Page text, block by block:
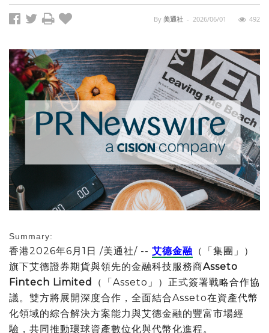
t
By 美通社 - 2026/06/01 492
Summary:
香港2026年6月1日 /美通社/ -- 艾德金融 （「集團」）
旗下艾德證券期貨與領先的金融科技服務商Asseto
Fintech Limited
（「Asseto」）正式簽署戰略合作協
議。雙方將展開深度合作，全面結合Asseto在資產代幣
化領域的綜合解決方案能力與艾德金融的豐富市場經
驗，共同推動環球資產數位化與代幣化進程。